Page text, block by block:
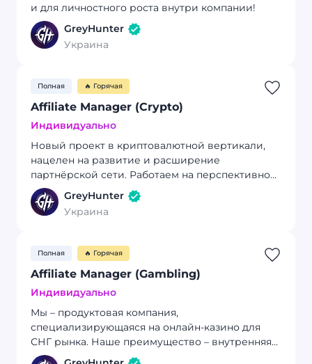
и для личностного роста внутри компании!
GreyHunter
Украина
Полная 🔥 Горячая
Affiliate Manager (Crypto)
Индивидуально
Новый проект в криптовалютной вертикали,
нацелен на развитие и расширение
партнёрской сети. Работаем на перспективном
рынке с амбициозными целями, создавая
гибкую и автономную среду для
профессионалов.
GreyHunter
Украина
Полная 🔥 Горячая
Affiliate Manager (Gambling)
Индивидуально
Мы – продуктовая компания,
специализирующаяся на онлайн-казино для
СНГ рынка. Наше преимущество – внутренняя
партнерская программа, где вы будете